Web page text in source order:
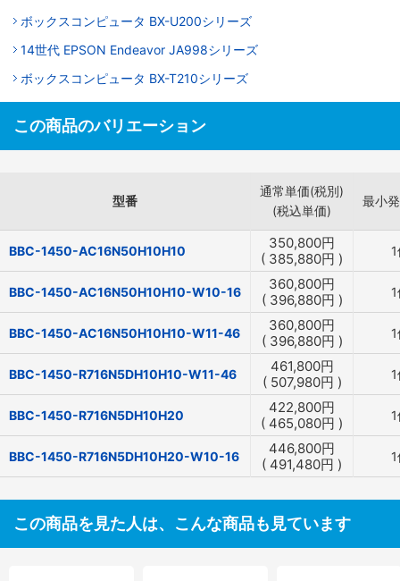
ボックスコンピュータ BX-U200シリーズ
14世代 EPSON Endeavor JA998シリーズ
ボックスコンピュータ BX-T210シリーズ
この商品のバリエーション
型番
通常単価(税別)
(税込単価)
最小
BBC-1450-AC16N50H10H10 350,800円
( 385,880円 )
BBC-1450-AC16N50H10H10-W10-16 360,800円
( 396,880円 )
BBC-1450-AC16N50H10H10-W11-46 360,800円
( 396,880円 )
BBC-1450-R716N5DH10H10-W11-46 461,800円
( 507,980円 )
BBC-1450-R716N5DH10H20 422,800円
( 465,080円 )
BBC-1450-R716N5DH10H20-W10-16 446,800円
( 491,480円 )
この商品を見た人は、こんな商品も見ています